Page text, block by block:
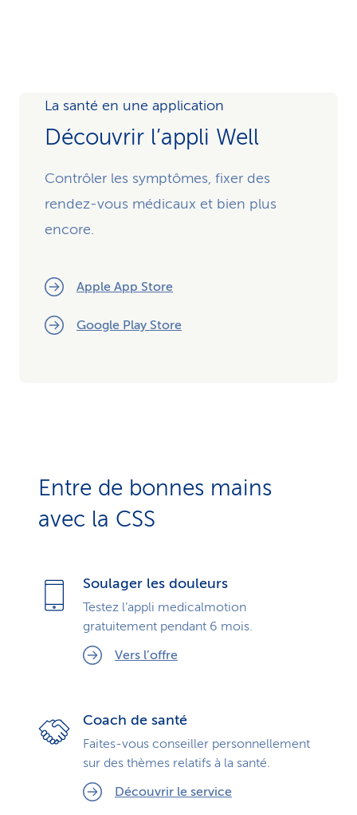
La santé en une application
Découvrir l’appli Well
Contrôler les symptômes, fixer des
rendez-vous médicaux et bien plus
encore.
Apple App Store
Google Play Store
Entre de bonnes mains
avec la CSS
Soulager les douleurs
Testez l’appli medicalmotion
gratuitement pendant 6 mois.
Vers l’offre
Coach de santé
Faites-vous conseiller personnellement
sur des thèmes relatifs à la santé.
Découvrir le service